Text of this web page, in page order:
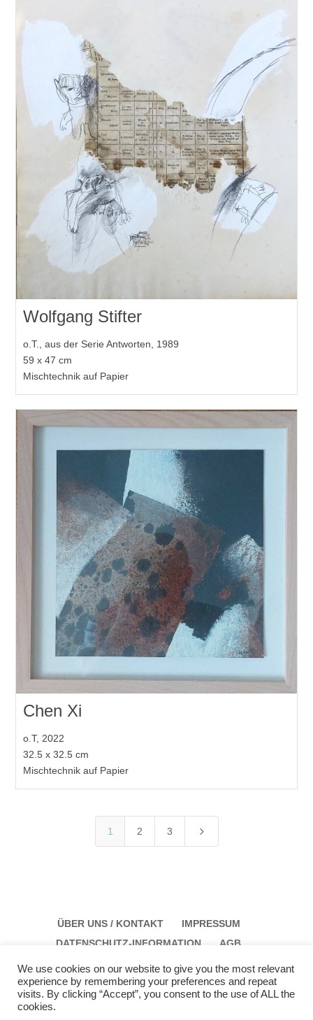
Wolfgang Stifter
o.T., aus der Serie Antworten, 1989
59 x 47 cm
Mischtechnik auf Papier
Chen Xi
o.T, 2022
32.5 x 32.5 cm
Mischtechnik auf Papier
1 2 3 5
ÜBER UNS / KONTAKT
IMPRESSUM
DATENSCHUTZ-INFORMATION
AGB
We use cookies on our website to give you the most relevant
experience by remembering your preferences and repeat
visits. By clicking “Accept”, you consent to the use of ALL the
cookies.